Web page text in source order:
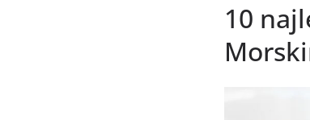
10